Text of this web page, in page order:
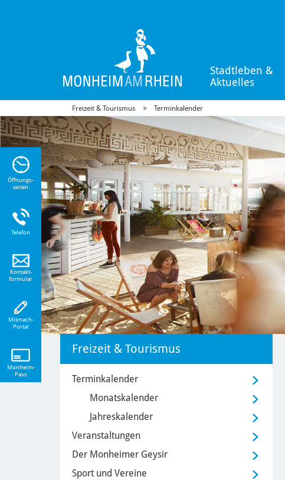
Stadtleben &
Aktuelles
Freizeit & Tourismus Terminkalender
Freizeit & Tourismus
Terminkalender
Monatskalender
Jahreskalender
Veranstaltungen
Der Monheimer Geysir
Sport und Vereine
Öffnungs-
zeiten
Telefon
Kontakt-
formular
Mitmach-
Portal
Monheim-
Pass
Sie
zu